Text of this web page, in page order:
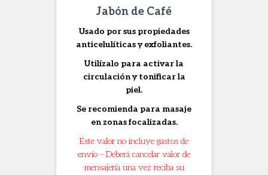
Jabón de Café
Usado por sus propiedades
anticelulíticas y exfoliantes.
Utilízalo para activar la
circulación y tonificar la
piel.
Se recomienda para masaje
en zonas focalizadas.
Este valor no incluye gastos de
envío – Deberá cancelar valor de
mensajería una vez reciba su